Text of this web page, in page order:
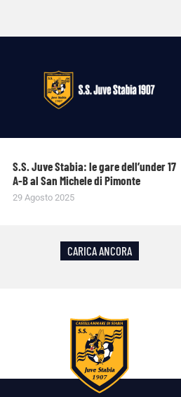
S.S. Juve Stabia: le gare dell’under 17
A-B al San Michele di Pimonte
29 Agosto 2025
CARICA ANCORA